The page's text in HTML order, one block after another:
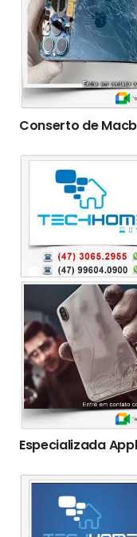
Conserto de
Especializada